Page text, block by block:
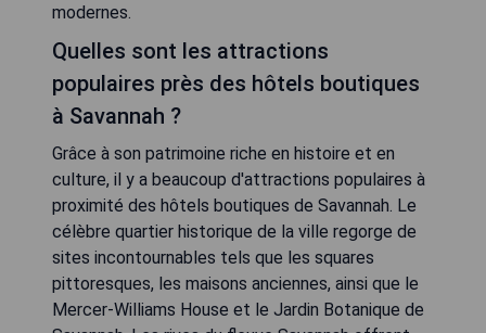
modernes.
Quelles sont les attractions
populaires près des hôtels boutiques
à Savannah ?
Grâce à son patrimoine riche en histoire et en
culture, il y a beaucoup d'attractions populaires à
proximité des hôtels boutiques de Savannah. Le
célèbre quartier historique de la ville regorge de
sites incontournables tels que les squares
pittoresques, les maisons anciennes, ainsi que le
Mercer-Williams House et le Jardin Botanique de